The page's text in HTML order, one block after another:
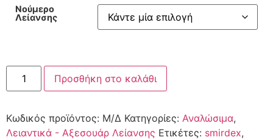
Νούμερο
Λείανσης
Προσθήκη στο καλάθι
Κωδικός προϊόντος: Μ/Δ Κατηγορίες: Αναλώσιμα,
Λειαντικά - Αξεσουάρ Λείανσης Ετικέτες: smirdex,